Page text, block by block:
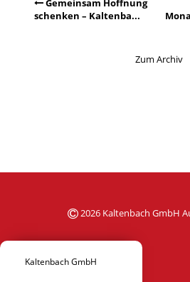
Gemeinsam Hoffnung
schenken – Kaltenba...
Zum Archiv
2026 Kaltenbach GmbH
Kaltenbach GmbH